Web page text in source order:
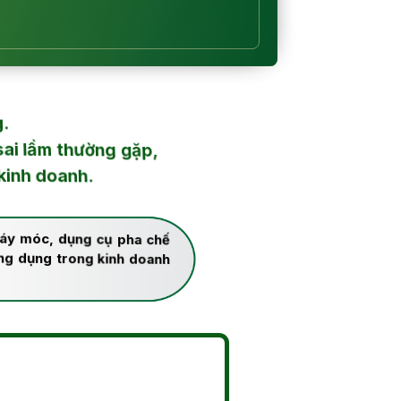
móc, dụng cụ pha chế
dụng trong kinh doanh
lầm thường gặp,
doanh.